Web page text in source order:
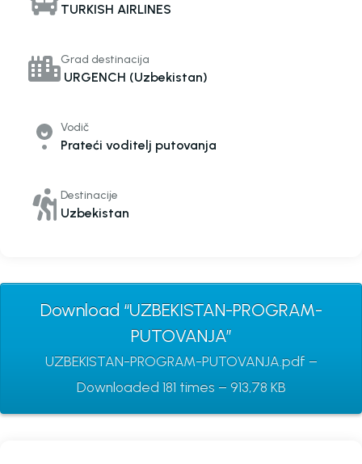
TURKISH AIRLINES
Grad destinacija
URGENCH (Uzbekistan)
Vodič
Prateći voditelj putovanja
Destinacije
Uzbekistan
Download “UZBEKISTAN-PROGRAM-
PUTOVANJA”
UZBEKISTAN-PROGRAM-PUTOVANJA.pdf –
Downloaded 181 times – 913,78 KB